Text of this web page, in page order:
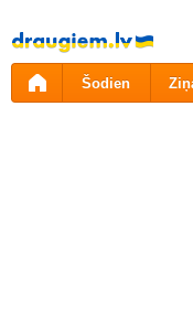
Pāriet
uz
saturu
Šodien